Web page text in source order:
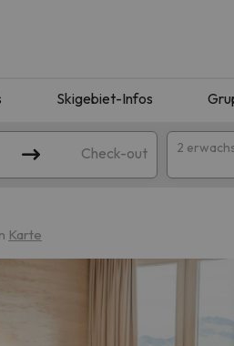
Skigebiet-Infos
Check-out 2
Karte